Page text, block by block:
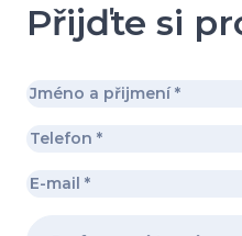
Přijďte si